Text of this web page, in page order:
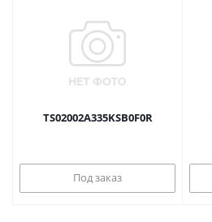
TS02002A335KSB0F0R
Под заказ